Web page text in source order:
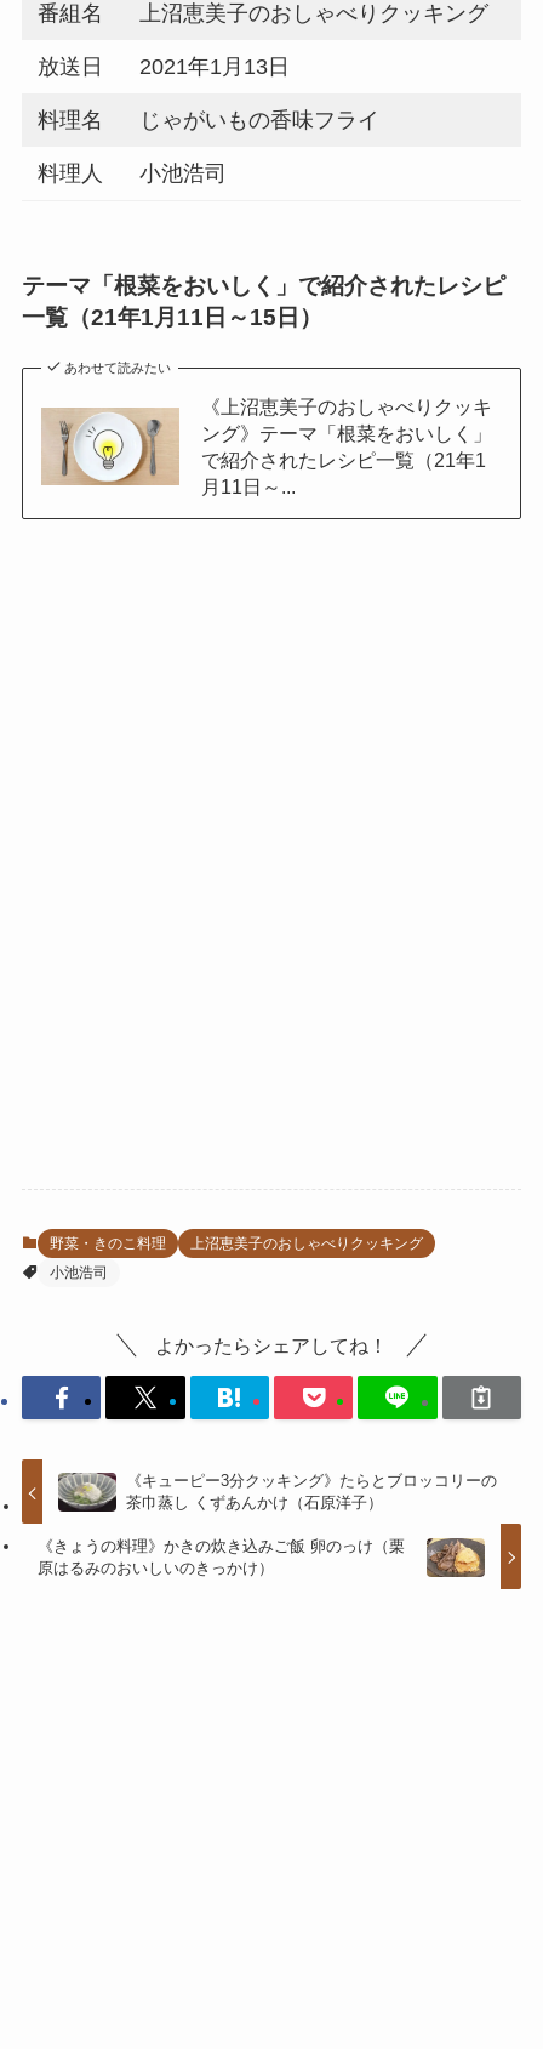
番組名 上沼恵美子のおしゃべりクッキング
放送日 2021年1月13日
料理名 じゃがいもの香味フライ
料理人 小池浩司
テーマ「根菜をおいしく」で紹介されたレシピ
一覧（21年1月11日～15日）
あわせて読みたい
《上沼恵美子のおしゃべりクッキ
ング》テーマ「根菜をおいしく」
で紹介されたレシピ一覧（21年1
月11日～...
野菜・きのこ料理
上沼恵美子のおしゃべりクッキング
小池浩司
よかったらシェアしてね！
《キューピー3分クッキング》たらとブロッコリーの
茶巾蒸し くずあんかけ（石原洋子）
《きょうの料理》かきの炊き込みご飯 卵のっけ（栗
原はるみのおいしいのきっかけ）